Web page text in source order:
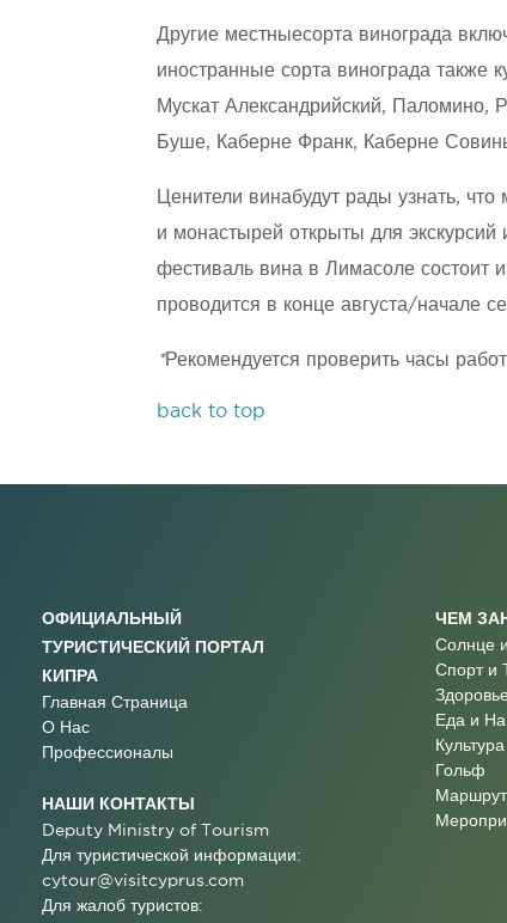
Другие местныесорта винограда
иностранные сорта винограда также
Мускат Александрийский,
Буше, Каберне Франк, Каберне
Ценители винабудут рады узнать,
и монастырей открыты для экскурсий
фестиваль вина в Лимасоле состоит
проводится в конце августа/начале
*Рекомендуется проверить часы
back to top
ОФИЦИАЛЬНЫЙ
ТУРИСТИЧЕСКИЙ ПОРТАЛ
КИПРА
Главная Страница
О Нас
Профессионалы
НАШИ КОНТАКТЫ
Deputy Ministry of Tourism
Для туристической информации:
cytour@visitcyprus.com
Для жалоб туристов:
ЧЕМ
Солнце
Спорт и
Еда и
Гольф